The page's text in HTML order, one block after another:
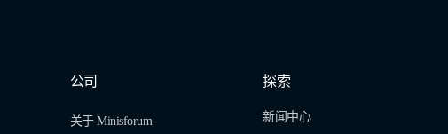
公司
关于 Minisforum
探索
新闻中心